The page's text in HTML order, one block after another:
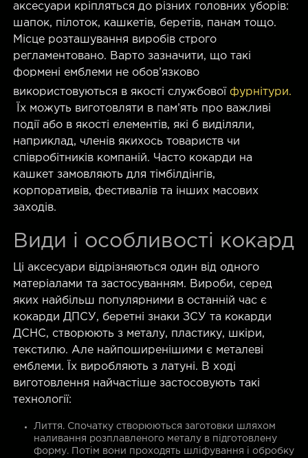
аксесуари кріпляться до різних головних уборів:
шапок, пілоток, кашкетів, беретів, панам тощо.
Місце розташування виробів строго
регламентовано. Варто зазначити, що такі
формені емблеми не обов’язково
використовуються в якості службової фурнітури.
Їх можуть виготовляти в пам’ять про важливі
події або в якості елементів, які б виділяли,
наприклад, членів якихось товариств чи
співробітників компаній. Часто кокарди на
кашкет замовляють для тімбілдінгів,
корпоративів, фестивалів та інших масових
заходів.
Види і особливості кокард
Ці аксесуари відрізняються один від одного
матеріалами та застосуванням. Вироби, серед
яких найбільш популярними в останній час є
кокарди ДПСУ, беретні знаки ЗСУ та кокарди
ДСНС, створюють з металу, пластику, шкіри,
текстилю. Але найпоширенішими є металеві
емблеми. Їх виробляють з латуні. В ході
виготовлення найчастіше застосовують такі
технології:
Лиття. Спочатку створюються заготовки шляхом
наливання розплавленого металу в підготовлену
форму. Потім вони проходять шліфування і обробку